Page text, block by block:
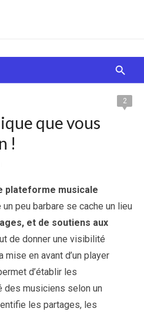
boîte de chocolats… On
on va tomber !
2
que vous
!
plateforme musicale
peu barbare se cache un lieu
et de soutiens aux
de donner une visibilité
en avant d’un player
d’établir les
des musiciens selon un
les partages, les